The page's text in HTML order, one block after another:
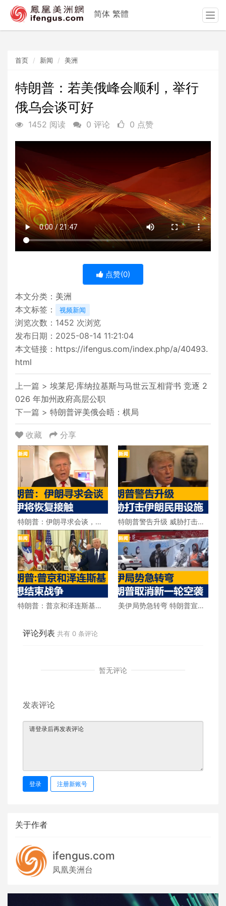
首页 新闻 美洲
特朗普：若美俄峰会顺利，举行
俄乌会谈可好
1452 阅读 0 评论 0 点赞
点赞(0)
本文分类： 美洲
本文标签：
视频新闻
浏览次数： 1452 次浏览
发布日期：2025-08-14 11:21:04
本文链接： https://ifengus.com/index.php/a/40493.
html
上一篇 > 埃莱尼·库纳拉基斯与马世云互相背书 竞逐 2
026 年加州政府高层公职
下一篇 > 特朗普评美俄会晤：棋局
收藏 分享
特朗普：伊朗寻求会谈，美
伊将恢复接触
特朗普警告升级 威胁打击伊
朗民用设施
特朗普：普京和泽连斯基都
美伊局势急转弯 特朗普宣布
评论列表 共有 0 条评论
暂无评论
发表评论
登录 注册新账号
关于作者
ifengus.com
凤凰美洲台
简体 繁體
T
o
a
t
n